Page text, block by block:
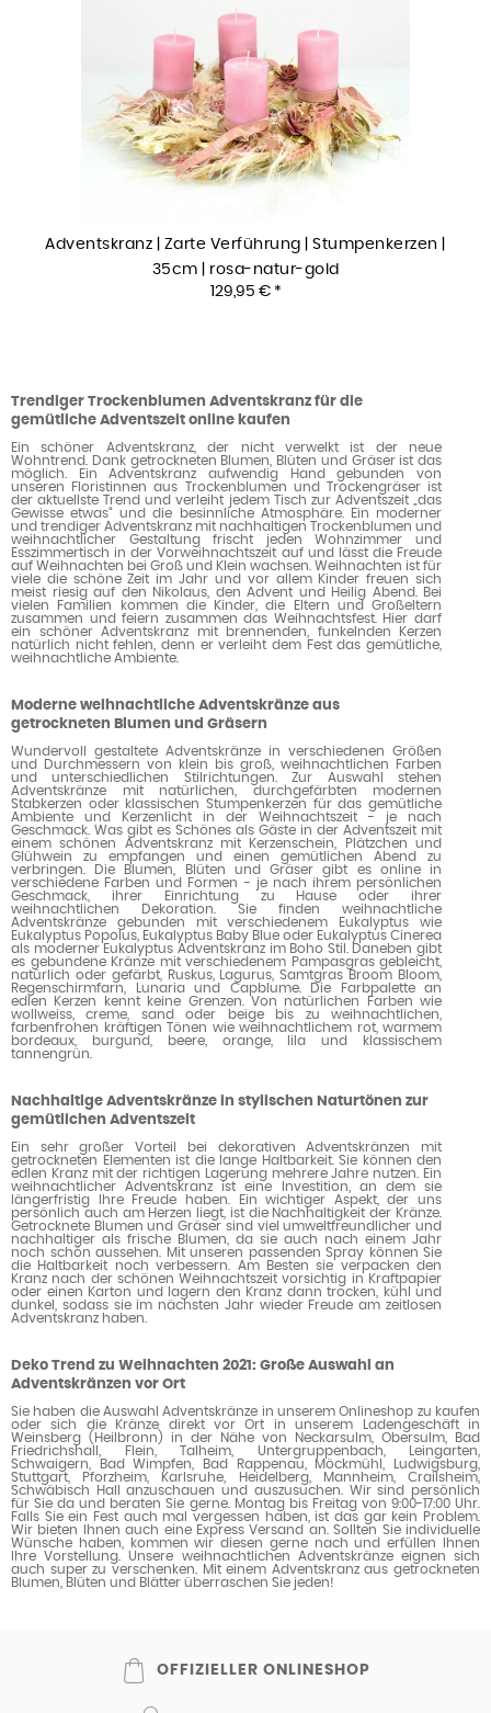
Adventskranz | Zarte Verführung | Stumpenkerzen |
35cm | rosa-natur-gold
129,95 € *
Trendiger Trockenblumen Adventskranz für die
gemütliche Adventszeit online kaufen
Ein schöner Adventskranz, der nicht verwelkt ist der neue
Wohntrend. Dank getrockneten Blumen, Blüten und Gräser ist das
möglich. Ein Adventskranz aufwendig Hand gebunden von
unseren Floristinnen aus Trockenblumen und Trockengräser ist
der aktuellste Trend und verleiht jedem Tisch zur Adventszeit „das
Gewisse etwas“ und die besinnliche Atmosphäre. Ein moderner
und trendiger Adventskranz mit nachhaltigen Trockenblumen und
weihnachtlicher Gestaltung frischt jeden Wohnzimmer und
Esszimmertisch in der Vorweihnachtszeit auf und lässt die Freude
auf Weihnachten bei Groß und Klein wachsen. Weihnachten ist für
viele die schöne Zeit im Jahr und vor allem Kinder freuen sich
meist riesig auf den Nikolaus, den Advent und Heilig Abend. Bei
vielen Familien kommen die Kinder, die Eltern und Großeltern
zusammen und feiern zusammen das Weihnachtsfest. Hier darf
ein schöner Adventskranz mit brennenden, funkelnden Kerzen
natürlich nicht fehlen, denn er verleiht dem Fest das gemütliche,
weihnachtliche Ambiente.
Moderne weihnachtliche Adventskränze aus
getrockneten Blumen und Gräsern
Wundervoll gestaltete Adventskränze in verschiedenen Größen
und Durchmessern von klein bis groß, weihnachtlichen Farben
und unterschiedlichen Stilrichtungen. Zur Auswahl stehen
Adventskränze mit natürlichen, durchgefärbten modernen
Stabkerzen oder klassischen Stumpenkerzen für das gemütliche
Ambiente und Kerzenlicht in der Weihnachtszeit - je nach
Geschmack. Was gibt es Schönes als Gäste in der Adventszeit mit
einem schönen Adventskranz mit Kerzenschein, Plätzchen und
Glühwein zu empfangen und einen gemütlichen Abend zu
verbringen. Die Blumen, Blüten und Gräser gibt es online in
verschiedene Farben und Formen - je nach ihrem persönlichen
Geschmack, ihrer Einrichtung zu Hause oder ihrer
weihnachtlichen Dekoration. Sie finden weihnachtliche
Adventskränze gebunden mit verschiedenem Eukalyptus wie
Eukalyptus Popolus, Eukalyptus Baby Blue oder Eukalyptus Cinerea
als moderner Eukalyptus Adventskranz im Boho Stil. Daneben gibt
es gebundene Kränze mit verschiedenem Pampasgras gebleicht,
natürlich oder gefärbt, Ruskus, Lagurus, Samtgras Broom Bloom,
Regenschirmfarn, Lunaria und Capblume. Die Farbpalette an
edlen Kerzen kennt keine Grenzen. Von natürlichen Farben wie
wollweiss, creme, sand oder beige bis zu weihnachtlichen,
farbenfrohen kräftigen Tönen wie weihnachtlichem rot, warmem
bordeaux, burgund, beere, orange, lila und klassischem
tannengrün.
Nachhaltige Adventskränze in stylischen Naturtönen zur
gemütlichen Adventszeit
Ein sehr großer Vorteil bei dekorativen Adventskränzen mit
getrockneten Elementen ist die lange Haltbarkeit. Sie können den
edlen Kranz mit der richtigen Lagerung mehrere Jahre nutzen. Ein
weihnachtlicher Adventskranz ist eine Investition, an dem sie
längerfristig Ihre Freude haben. Ein wichtiger Aspekt, der uns
persönlich auch am Herzen liegt, ist die Nachhaltigkeit der Kränze.
Getrocknete Blumen und Gräser sind viel umweltfreundlicher und
nachhaltiger als frische Blumen, da sie auch nach einem Jahr
noch schön aussehen. Mit unseren passenden Spray können Sie
die Haltbarkeit noch verbessern. Am Besten sie verpacken den
Kranz nach der schönen Weihnachtszeit vorsichtig in Kraftpapier
oder einen Karton und lagern den Kranz dann trocken, kühl und
dunkel, sodass sie im nächsten Jahr wieder Freude am zeitlosen
Adventskranz haben.
Deko Trend zu Weihnachten 2021: Große Auswahl an
Adventskränzen vor Ort
Sie haben die Auswahl Adventskränze in unserem Onlineshop zu kaufen
oder sich die Kränze direkt vor Ort in unserem Ladengeschäft in
Weinsberg (Heilbronn) in der Nähe von Neckarsulm, Obersulm, Bad
Friedrichshall, Flein, Talheim, Untergruppenbach, Leingarten,
Schwaigern, Bad Wimpfen, Bad Rappenau, Möckmühl, Ludwigsburg,
Stuttgart, Pforzheim, Karlsruhe, Heidelberg, Mannheim, Crailsheim,
Schwäbisch Hall anzuschauen und auszusuchen. Wir sind persönlich
für Sie da und beraten Sie gerne. Montag bis Freitag von 9:00-17:00 Uhr.
Falls Sie ein Fest auch mal vergessen haben, ist das gar kein Problem.
Wir bieten Ihnen auch eine Express Versand an. Sollten Sie individuelle
Wünsche haben, kommen wir diesen gerne nach und erfüllen Ihnen
Ihre Vorstellung. Unsere weihnachtlichen Adventskränze eignen sich
auch super zu verschenken. Mit einem Adventskranz aus getrockneten
Blumen, Blüten und Blätter überraschen Sie jeden!
OFFIZIELLER ONLINESHOP